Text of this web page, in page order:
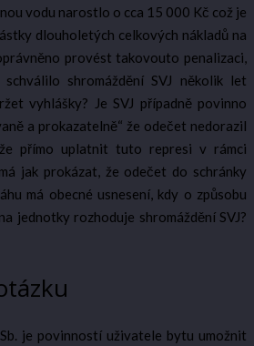
vodu narostlo o cca 15 000 Kč což je
dlouholetých celkových nákladů na
provést takovouto penalizaci,
shromáždění SVJ několik let
vyhlášky? Je SVJ případně povinno
a prokazatelně“ že odečet nedorazil
přímo uplatnit tuto represi v rámci
jak prokázat, že odečet do schránky
má obecné usnesení, kdy o způsobu
jednotky rozhoduje shromáždění SVJ?
je povinností uživatele bytu umožnit